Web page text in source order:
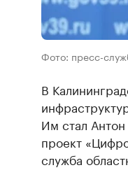
Фото: пресс-
В
Им стал
проект
служба